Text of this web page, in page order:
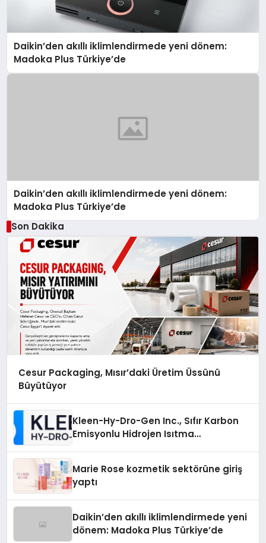
Daikin’den akıllı iklimlendirmede yeni dönem:
Madoka Plus Türkiye’de
Daikin’den akıllı iklimlendirmede yeni dönem:
Madoka Plus Türkiye’de
Son Dakika
Cesur Packaging, Mısır’daki Üretim Üssünü
Büyütüyor
Kleen-Hy-Dro-Gen Inc., Sıfır Karbon
Emisyonlu Hidrojen Isıtma
Marie Rose kozmetik sektörüne giriş
yaptı
Daikin’den akıllı iklimlendirmede yeni
dönem: Madoka Plus Türkiye’de